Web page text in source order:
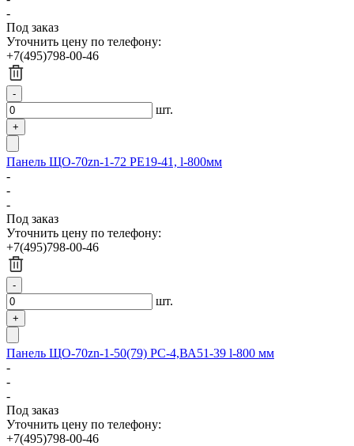
-
Под заказ
Уточнить цену по телефону:
+7(495)798-00-46
шт.
Панель ЩО-70zn-1-72 РЕ19-41, l-800мм
-
-
-
Под заказ
Уточнить цену по телефону:
+7(495)798-00-46
шт.
Панель ЩО-70zn-1-50(79) РС-4,ВА51-39 l-800 мм
-
-
-
Под заказ
Уточнить цену по телефону:
+7(495)798-00-46